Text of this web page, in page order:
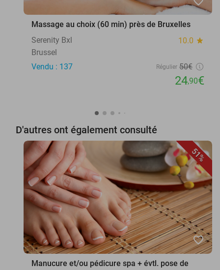
Massage au choix (60 min) près de Bruxelles
Serenity Bxl
10.0 star
Brussel
Vendu : 137
Régulier 50€
24,90€
D'autres ont également consulté
51%
favorite_border
Manucure et/ou pédicure spa + évtl. pose de